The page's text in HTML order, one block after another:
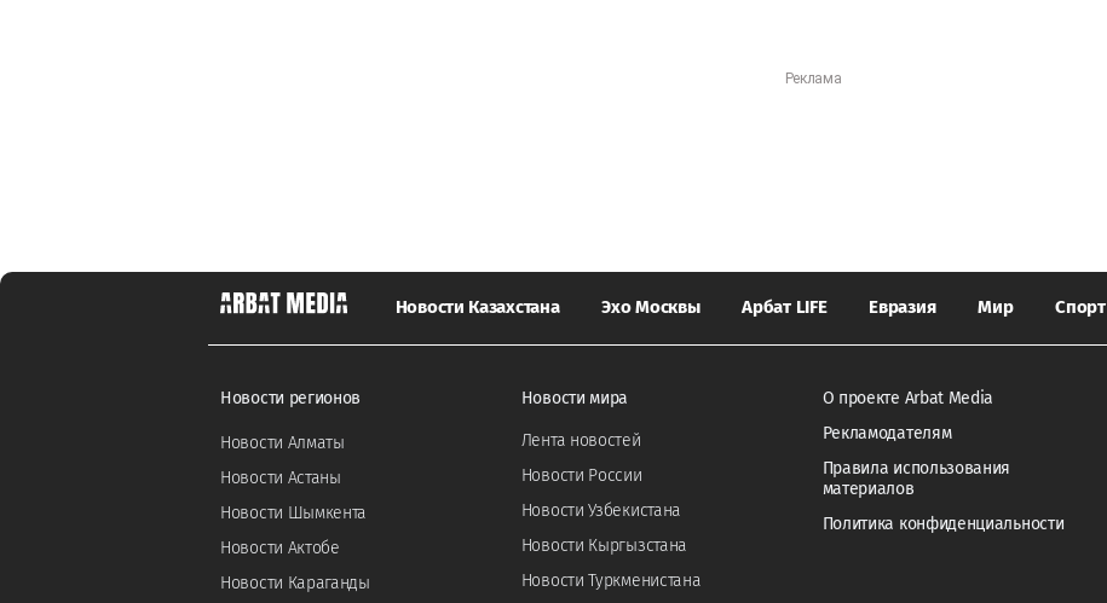
Новости Казахстана Эхо Москвы Арбат LIFE Евразия Мир Спорт
Новости регионов
Новости Алматы
Новости Астаны
Новости Шымкента
Новости Актобе
Новости Караганды
Новости мира
Лента новостей
Новости России
Новости Узбекистана
Новости Кыргызстана
Новости Туркменистана
О проекте Arbat Media
Рекламодателям
Правила использования
материалов
Политика конфиденциальности